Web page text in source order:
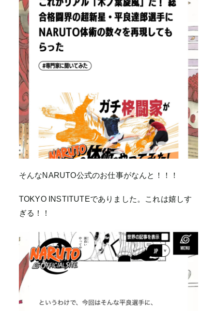
そんなNARUTO公式のお仕事がなんと！！！
TOKYO INSTITUTEでありました。これは嬉しす
ぎる！！